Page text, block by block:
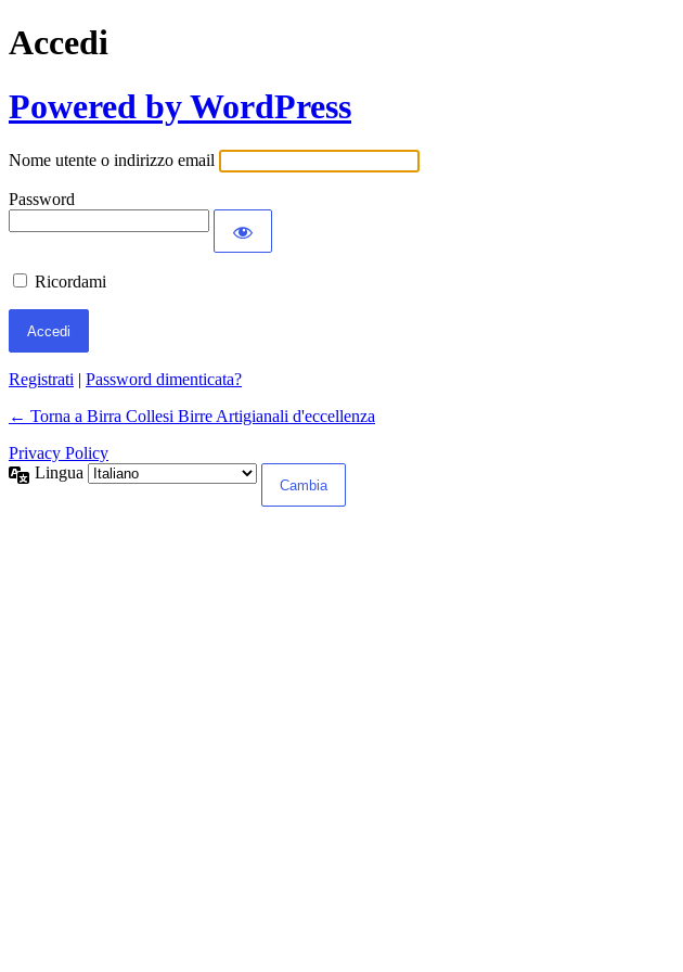
Accedi
Powered by WordPress
Nome utente o indirizzo email
Password
Ricordami
Registrati | Password dimenticata?
← Torna a Birra Collesi Birre Artigianali d'eccellenza
Privacy Policy
Lingua